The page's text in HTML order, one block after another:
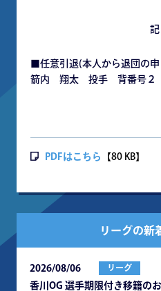
記
■任意引退(本人から退団の申
箭内 翔太 投手 背番号２
PDFはこちら 【80 KB】
リーグの新
2026/08/06 リーグ
⾹川OG 選⼿期限付き移籍の